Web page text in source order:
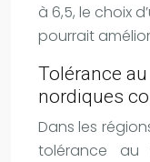
à 6,5, le choix
pourrait
Tolérance
nordiques
Dans les
tolérance